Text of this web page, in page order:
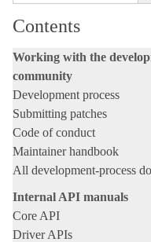
Contents
Working with the
community
Development process
Submitting patches
Code of conduct
Maintainer handbook
All development-process
Internal API manuals
Core API
Driver APIs